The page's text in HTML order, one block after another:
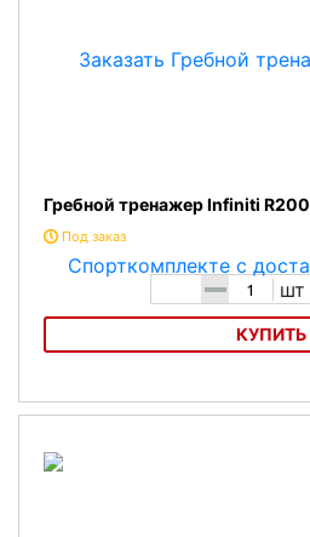
Гребной тренажер Infiniti R200
Под заказ
- шт
КУПИТЬ
Гребной тренажер Infiniti R200